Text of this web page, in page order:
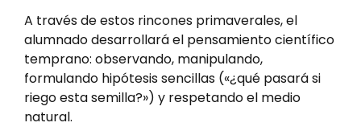
A través de estos rincones primaverales, el
alumnado desarrollará el pensamiento científico
temprano: observando, manipulando,
formulando hipótesis sencillas («¿qué pasará si
riego esta semilla?») y respetando el medio
natural.